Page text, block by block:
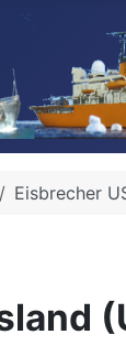
Eisbrecher